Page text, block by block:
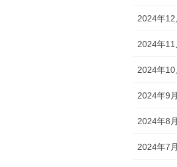
2024年12
2024年11
2024年10
2024年9
2024年8
2024年7